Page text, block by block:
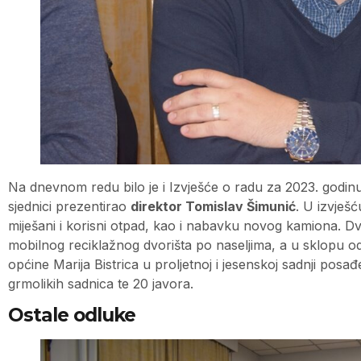
Na dnevnom redu bilo je i Izvješće o radu za 2023.
sjednici prezentirao direktor Tomislav Šimunić. U
miješani i korisni otpad, kao i nabavku novog kamiona.
mobilnog reciklažnog dvorišta po naseljima, a u sklopu
općine Marija Bistrica u proljetnoj i jesenskoj sadnji
grmolikih sadnica te 20 javora.
Ostale odluke